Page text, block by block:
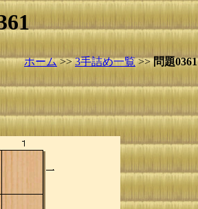
ホーム>>3手詰め一覧>>問題0361